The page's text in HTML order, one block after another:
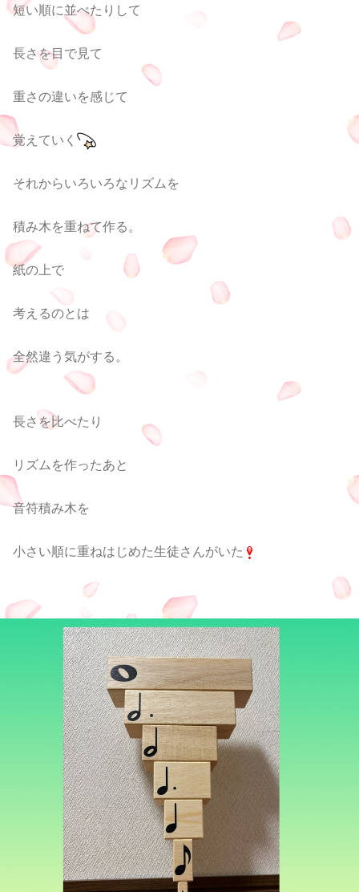
短い順に並べたりして
長さを目で見て
重さの違いを感じて
覚えていく
それからいろいろなリズムを
積み木を重ねて作る。
紙の上で
考えるのとは
全然違う気がする。
長さを比べたり
リズムを作ったあと
音符積み木を
小さい順に重ねはじめた生徒さんがいた